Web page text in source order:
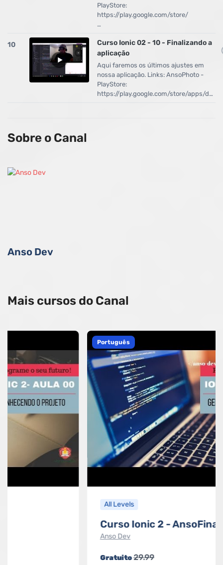
PlayStore:
https://play.google.com/store/
…
10
Curso Ionic 02 - 10 - Finalizando a
aplicação
Aqui faremos os últimos ajustes em
nossa aplicação. Links: AnsoPhoto -
PlayStore:
https://play.google.com/store/apps/d…
Sobre o Canal
Anso Dev
Mais cursos do Canal
Curso Ionic 2 - AnsoFinances